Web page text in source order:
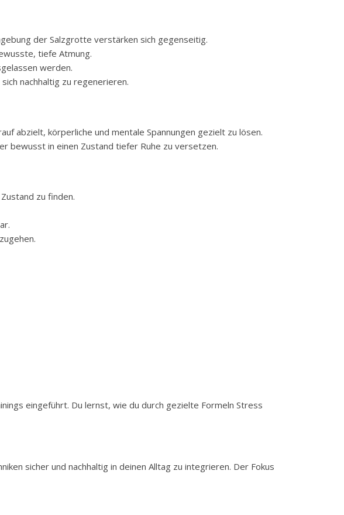
der Salzgrotte verstärken sich gegenseitig.
tiefe Atmung.
werden.
nachhaltig zu regenerieren.
abzielt, körperliche und mentale Spannungen gezielt zu lösen.
bewusst in einen Zustand tiefer Ruhe zu versetzen.
zu finden.
eingeführt. Du lernst, wie du durch gezielte Formeln Stress
sicher und nachhaltig in deinen Alltag zu integrieren. Der Fokus